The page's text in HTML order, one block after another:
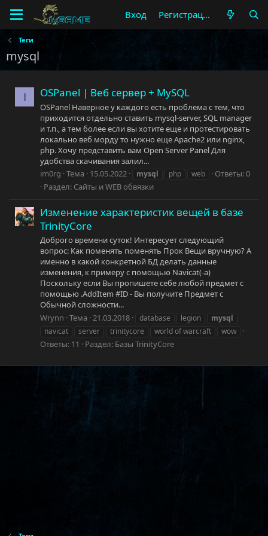
Вход Регистрация
Теги
mysql
I OSPanel | Веб сервер + MySQL
OSPanel Наверное у каждого есть проблема с тем, что
приходится отдельно ставить mysql-server, SQL manager
и т.п., а тем более если вы хотите еще и протестировать
локально веб морду то нужно еще Apache2 или nginx,
php. Хочу представить вам Open Server Panel Для
удобства скачивания залил...
im0rg Тема 15.05.2022 mysql php web
Ответы: 0
Раздел: Сайты и WEB обвязки
Изменение характеристик вещей в базе
TrinityCore
Доброго времени суток! Интересует следующий
вопрос: Как поменять поменять Прок Вещи вручную? А
именно в какой конкретной БД делать данные
изменения, к примеру с помощью Navicat(-a)
Поскольку если Вы пропишете себе любой предмет с
помощью .AddItem #ID - Вы получите Предмет с
Обычной сложности...
Wrynn Тема 21.03.2018 database legion
mysql
navicat
server trinitycore world of warcraft wow
Ответы: 11 Раздел: Базы TrinityCore